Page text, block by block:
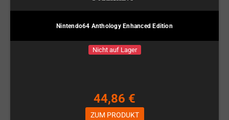
Nintendo64 Anthology Enhanced Edition
Nicht auf Lager
44,86 €
ZUM PRODUKT